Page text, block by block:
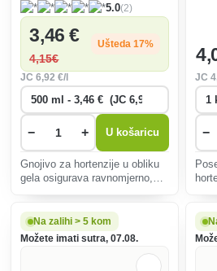
5.0(2)
3,46 €
4,15€
Ušteda 17%
JC6,92 €/l
− + U košaricu
Gnojivo za hortenzije u obliku
gela osigurava ravnomjerno,
i obilnu cvatnju, idealno za sve
vrste hortenzija tijekom cijele
4
JC 4
−
Na zalihi > 5 kom
Možete imati sutra, 07.08.